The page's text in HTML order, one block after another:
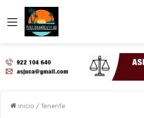
Menú
Inicio /Tenerife